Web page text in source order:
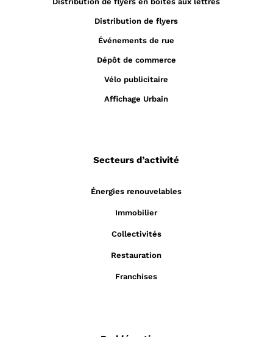
Distribution de flyers
Événements de rue
Dépôt de commerce
Vélo publicitaire
Affichage Urbain
Secteurs d’activité
Énergies renouvelables
Immobilier
Collectivités
Restauration
Franchises